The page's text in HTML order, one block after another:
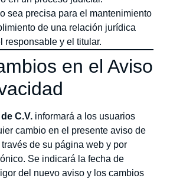
sea precisa para el mantenimiento
de una relación jurídica
responsable y el titular.
en el Aviso
C.V. informará a los usuarios
cambio en el presente aviso de
de su página web y por
Se indicará la fecha de
del nuevo aviso y los cambios